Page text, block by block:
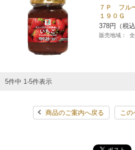
モバイルバッテリーシェアリング（店
モバイルWi-Fiバッテリーシェアリング
７Ｐ フル
１９０Ｇ
378円（税
販売地域：
5件中 1-5件表示
商品のご案内へ戻る こ